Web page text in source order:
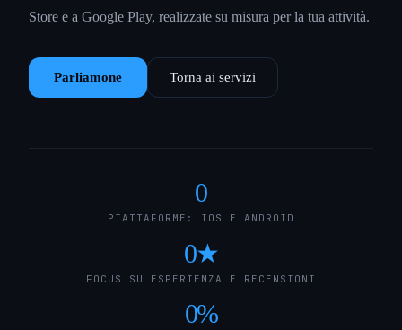
Store e a Google Play, realizzate su misura per la tua attività.
Parliamone Torna ai servizi
0
PIATTAFORME: IOS E ANDROID
0★
FOCUS SU ESPERIENZA E RECENSIONI
0%